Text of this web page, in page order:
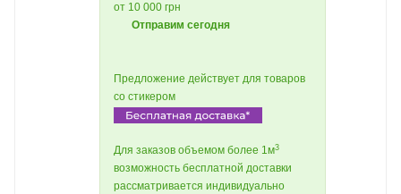
от 10 000 грн
Отправим сегодня
Предложение действует для товаров
со стикером
Для заказов объемом более 1м3
возможность бесплатной доставки
рассматривается индивидуально